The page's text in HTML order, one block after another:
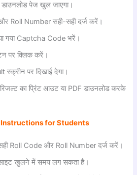
पेज खुल जाएगा।
Roll Number सही-सही दर्ज करें।
गया Captcha Code भरें।
पर क्लिक करें।
पर दिखाई देगा।
का प्रिंट आउट या PDF डाउनलोड करके
for Students
Roll Code और Roll Number दर्ज करें।
खुलने में समय लग सकता है।